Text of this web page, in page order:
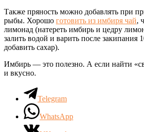
Также пряность можно добавлять при
рыбы. Хорошо готовить из имбиря чай,
лимонад (натереть имбирь и цедру
залить водой и варить после закипания
добавить сахар).
Имбирь — это полезно. А если найти
и вкусно.
Telegram
WhatsApp